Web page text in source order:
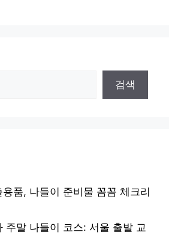
검색
품, 나들이 준비물 꼼꼼 체크리
주말 나들이 코스: 서울 출발 교